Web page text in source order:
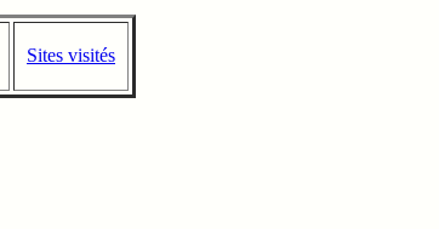
Sites visités